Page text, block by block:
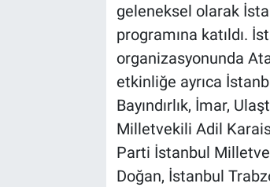
geleneksel olarak
programına katıldı.
organizasyonunda
etkinliğe ayrıca
Bayındırlık, İmar,
Milletvekili Adil
Parti İstanbul
Doğan, İstanbul